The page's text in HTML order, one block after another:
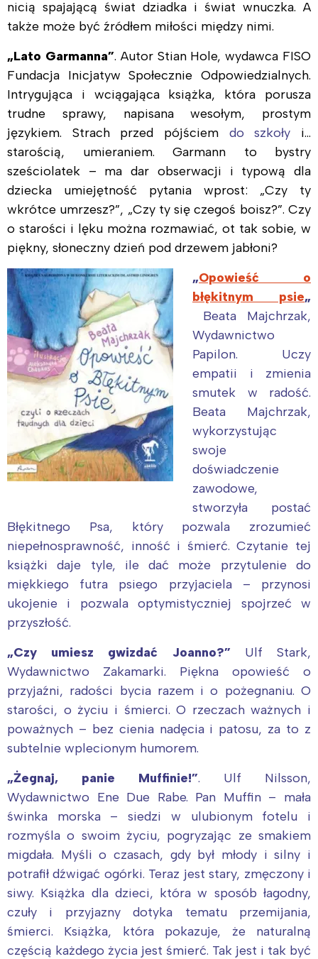
nicią spajającą świat dziadka i świat wnuczka. A
także może być źródłem miłości między nimi.
„Lato Garmanna”. Autor Stian Hole, wydawca FISO
Fundacja Inicjatyw Społecznie Odpowiedzialnych.
Intrygująca i wciągająca książka, która porusza
trudne sprawy, napisana wesołym, prostym
językiem. Strach przed pójściem do szkoły i…
starością, umieraniem. Garmann to bystry
sześciolatek – ma dar obserwacji i typową dla
dziecka umiejętność pytania wprost: „Czy ty
wkrótce umrzesz?”, „Czy ty się czegoś boisz?”. Czy
o starości i lęku można rozmawiać, ot tak sobie, w
piękny, słoneczny dzień pod drzewem jabłoni?
„Opowieść o
błękitnym psie„
Beata Majchrzak,
Wydawnictwo
Papilon. Uczy
empatii i zmienia
smutek w radość.
Beata Majchrzak,
wykorzystując
swoje
doświadczenie
zawodowe,
stworzyła postać
Błękitnego Psa, który pozwala zrozumieć
niepełnosprawność, inność i śmierć. Czytanie tej
książki daje tyle, ile dać może przytulenie do
miękkiego futra psiego przyjaciela – przynosi
ukojenie i pozwala optymistyczniej spojrzeć w
przyszłość.
„Czy umiesz gwizdać Joanno?” Ulf Stark,
Wydawnictwo Zakamarki. Piękna opowieść o
przyjaźni, radości bycia razem i o pożegnaniu. O
starości, o życiu i śmierci. O rzeczach ważnych i
poważnych – bez cienia nadęcia i patosu, za to z
subtelnie wplecionym humorem.
„Żegnaj, panie Muffinie!”. Ulf Nilsson,
Wydawnictwo Ene Due Rabe. Pan Muffin – mała
świnka morska – siedzi w ulubionym fotelu i
rozmyśla o swoim życiu, pogryzając ze smakiem
migdała. Myśli o czasach, gdy był młody i silny i
potrafił dźwigać ogórki. Teraz jest stary, zmęczony i
siwy. Książka dla dzieci, która w sposób łagodny,
czuły i przyjazny dotyka tematu przemijania,
śmierci. Książka, która pokazuje, że naturalną
częścią każdego życia jest śmierć. Tak jest i tak być